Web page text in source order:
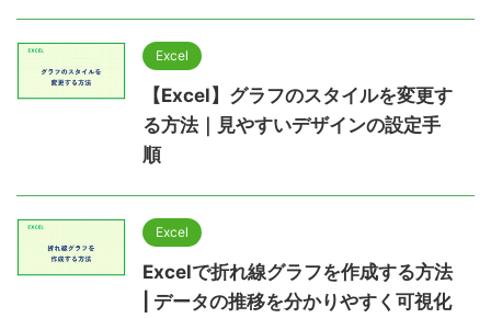
Excel
【Excel】グラフのスタイルを変更す
る方法｜見やすいデザインの設定手
順
Excel
Excelで折れ線グラフを作成する方法
| データの推移を分かりやすく可視化